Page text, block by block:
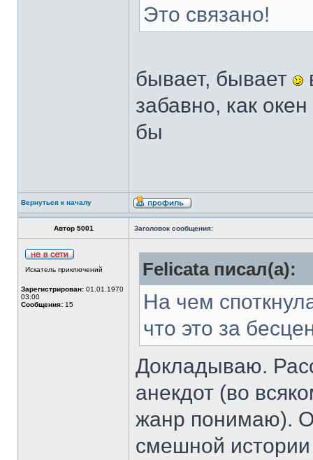
Это связано!
бывает, бывает
забавно, как
бы
Вернуться к началу
Автор 5001 Заголовок сообщения:
Искатель приключений
Зарегистрирован: 01.01.1970
03:00
Сообщения: 15
Felicata писал(а):
На чем
что это за
Докладываю.
анекдот (во
жанр понимаю).
смешной